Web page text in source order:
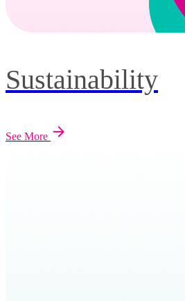
Sustainability
See More